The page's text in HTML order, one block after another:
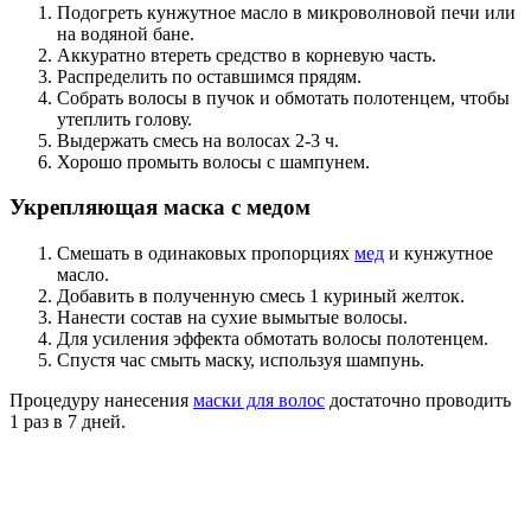
Подогреть кунжутное масло в микроволновой печи или
на водяной бане.
Аккуратно втереть средство в корневую часть.
Распределить по оставшимся прядям.
Собрать волосы в пучок и обмотать полотенцем, чтобы
утеплить голову.
Выдержать смесь на волосах 2-3 ч.
Хорошо промыть волосы с шампунем.
Укрепляющая маска с медом
Смешать в одинаковых пропорциях мед и кунжутное
масло.
Добавить в полученную смесь 1 куриный желток.
Нанести состав на сухие вымытые волосы.
Для усиления эффекта обмотать волосы полотенцем.
Спустя час смыть маску, используя шампунь.
Процедуру нанесения маски для волос достаточно проводить
1 раз в 7 дней.